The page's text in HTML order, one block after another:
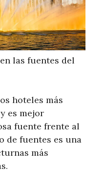
las fuentes del
hoteles más
es mejor
fuente frente al
de fuentes es una
más